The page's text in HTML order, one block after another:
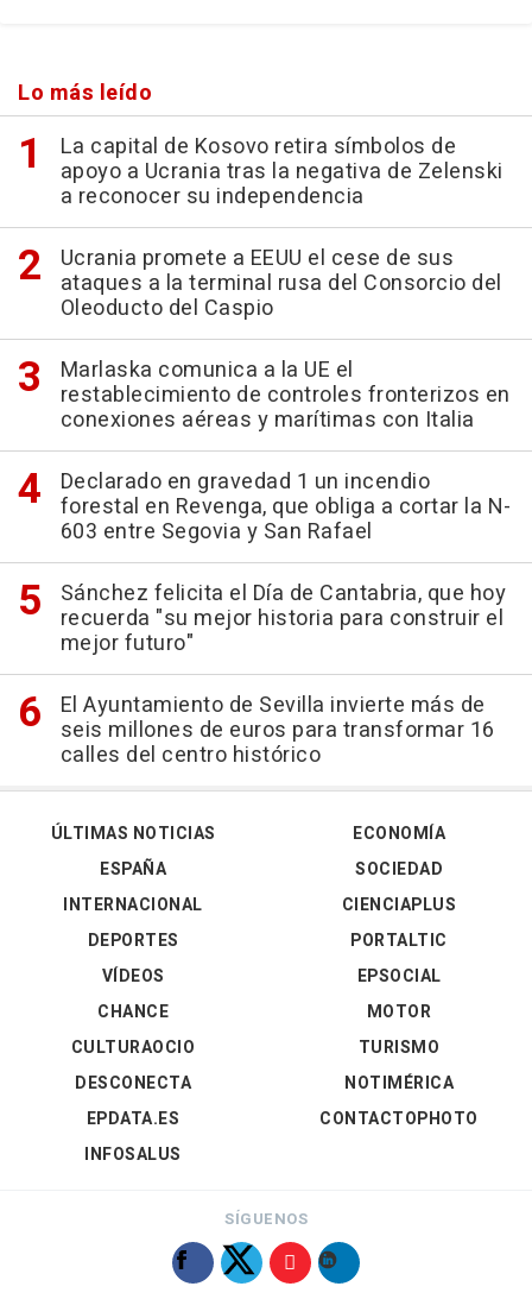
Lo más leído
La capital de Kosovo retira símbolos de
apoyo a Ucrania tras la negativa de Zelenski
a reconocer su independencia
Ucrania promete a EEUU el cese de sus
ataques a la terminal rusa del Consorcio del
Oleoducto del Caspio
Marlaska comunica a la UE el
restablecimiento de controles fronterizos en
conexiones aéreas y marítimas con Italia
Declarado en gravedad 1 un incendio
forestal en Revenga, que obliga a cortar la N-
603 entre Segovia y San Rafael
Sánchez felicita el Día de Cantabria, que hoy
recuerda "su mejor historia para construir el
mejor futuro"
El Ayuntamiento de Sevilla invierte más de
seis millones de euros para transformar 16
calles del centro histórico
ÚLTIMAS NOTICIAS
ESPAÑA
INTERNACIONAL
DEPORTES
VÍDEOS
ECONOMÍA
SOCIEDAD
CIENCIAPLUS
PORTALTIC
EPSOCIAL
CHANCE
CULTURAOCIO
DESCONECTA
EPDATA.ES
INFOSALUS
MOTOR
TURISMO
NOTIMÉRICA
CONTACTOPHOTO
SÍGUENOS